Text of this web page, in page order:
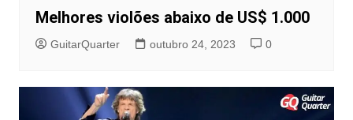
Melhores violões abaixo de US$ 1.000
GuitarQuarter outubro 24, 2023 0